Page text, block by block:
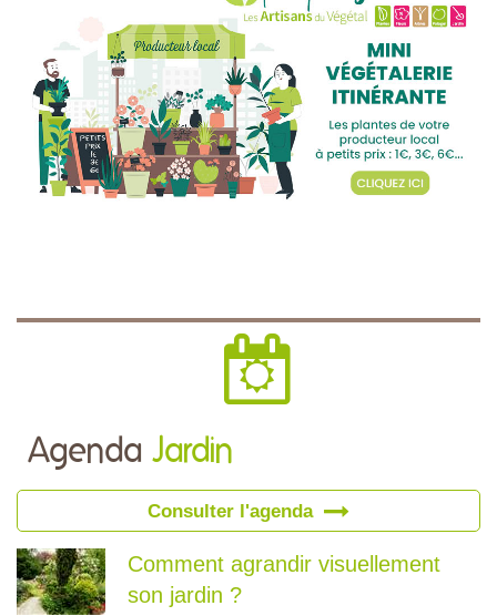
Agenda Jardin
Consulter l'agenda
Comment agrandir visuellement
son jardin ?